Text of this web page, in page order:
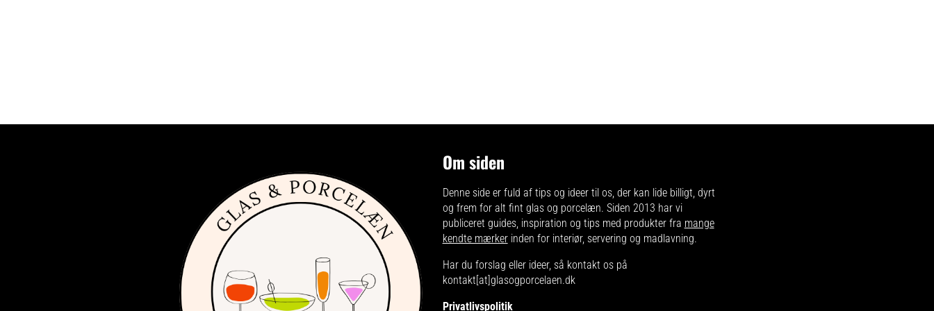
Om siden
Denne side er fuld af tips og ideer til os, der kan lide billigt, dyrt
og frem for alt fint glas og porcelæn. Siden 2013 har vi
publiceret guides, inspiration og tips med produkter fra mange
kendte mærkerinden for interiør, servering og madlavning.
Har du forslag eller ideer, så kontakt os på
kontakt[at]glasogporcelaen.dk
Privatlivspolitik